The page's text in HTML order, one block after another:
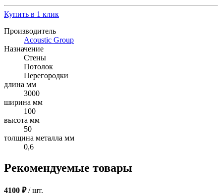
Купить в 1 клик
Производитель
Acoustic Group
Назначение
Стены
Потолок
Перегородки
длина мм
3000
ширина мм
100
высота мм
50
толщина металла мм
0,6
Рекомендуемые товары
4100 ₽/шт.